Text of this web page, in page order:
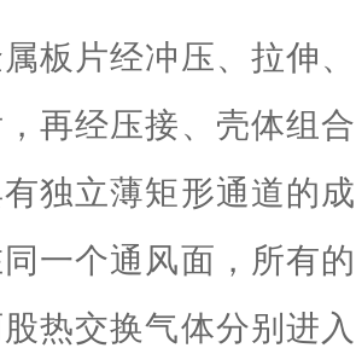
属板片经冲压、拉伸
再经压接、壳体组
独立薄矩形通道的
一个通风面，所有
热交换气体分别进